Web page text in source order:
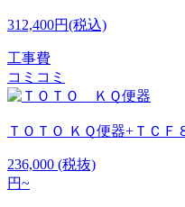
312,400円(税込)
工事費
コミコミ
ＴＯＴＯ ＫＱ便器+ＴＣＦ
236,000 (税抜)
円~